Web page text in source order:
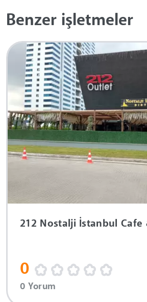
Benzer işletmeler
212 Nostalji İstanbul Cafe
0
0 Yorum